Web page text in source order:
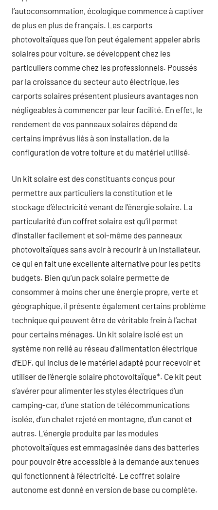
l’autoconsommation, écologique commence à captiver
de plus en plus de français. Les carports
photovoltaïques que l’on peut également appeler abris
solaires pour voiture, se développent chez les
particuliers comme chez les professionnels. Poussés
par la croissance du secteur auto électrique, les
carports solaires présentent plusieurs avantages non
négligeables à commencer par leur facilité. En effet, le
rendement de vos panneaux solaires dépend de
certains imprévus liés à son installation, de la
configuration de votre toiture et du matériel utilisé.
Un kit solaire est des constituants conçus pour
permettre aux particuliers la constitution et le
stockage d’électricité venant de l’énergie solaire. La
particularité d’un coffret solaire est qu’il permet
d’installer facilement et soi-même des panneaux
photovoltaïques sans avoir à recourir à un installateur,
ce qui en fait une excellente alternative pour les petits
budgets. Bien qu’un pack solaire permette de
consommer à moins cher une énergie propre, verte et
géographique, il présente également certains problème
technique qui peuvent être de véritable frein à l’achat
pour certains ménages. Un kit solaire isolé est un
système non relié au réseau d’alimentation électrique
d’EDF, qui inclus de le matériel adapté pour recevoir et
utiliser de l’énergie solaire photovoltaïque*. Ce kit peut
s’avérer pour alimenter les styles électriques d’un
camping-car, d’une station de télécommunications
isolée, d’un chalet rejeté en montagne, d’un canot et
autres. L’énergie produite par les modules
photovoltaïques est emmagasinée dans des batteries
pour pouvoir être accessible à la demande aux tenues
qui fonctionnent à l’électricité. Le coffret solaire
autonome est donné en version de base ou complète.